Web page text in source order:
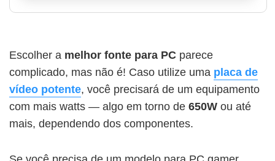
Escolher a melhor fonte para PC parece
complicado, mas não é! Caso utilize uma placa de
vídeo potente, você precisará de um equipamento
com mais watts — algo em torno de 650W ou até
mais, dependendo dos componentes.